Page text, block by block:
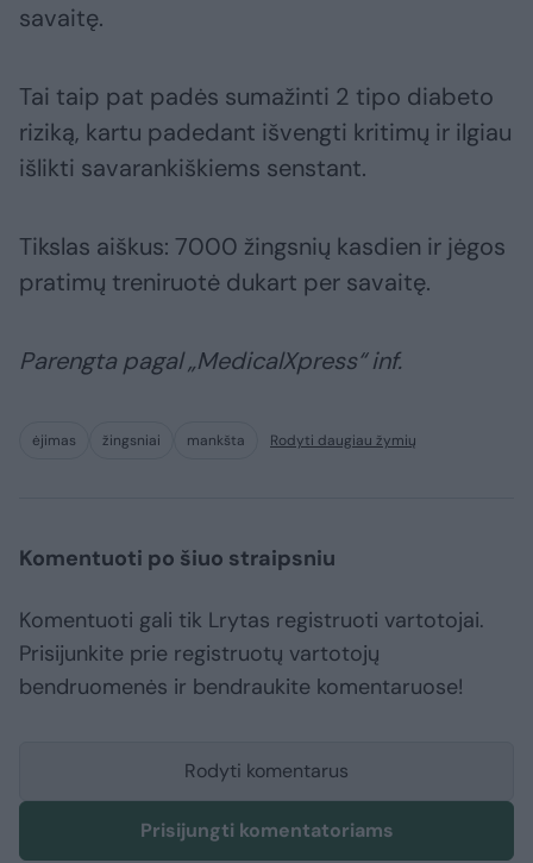
savaitę.
Tai taip pat padės sumažinti 2 tipo diabeto
riziką, kartu padedant išvengti kritimų ir ilgiau
išlikti savarankiškiems senstant.
Tikslas aiškus: 7000 žingsnių kasdien ir jėgos
pratimų treniruotė dukart per savaitę.
Parengta pagal „MedicalXpress“ inf.
ėjimas žingsniai mankšta Rodyti daugiau žymių
Komentuoti po šiuo straipsniu
Komentuoti gali tik Lrytas registruoti vartotojai.
Prisijunkite prie registruotų vartotojų
bendruomenės ir bendraukite komentaruose!
Rodyti komentarus
Prisijungti komentatoriams